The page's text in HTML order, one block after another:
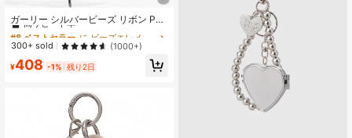
ガーリー シルバービーズ リボン PU
レザー ハート キーチェーン ペンダ
ントチャーム
#8 ベストセラー
高リピート率
#8 ベストセラー
高リピート率
#8 ベストセラー
高リピート率
#8 ベストセラー
に ビーズエレメントキーホルダー ペンダント
高リピート率
300+ sold (1000+)
¥408 -1% 残り2日